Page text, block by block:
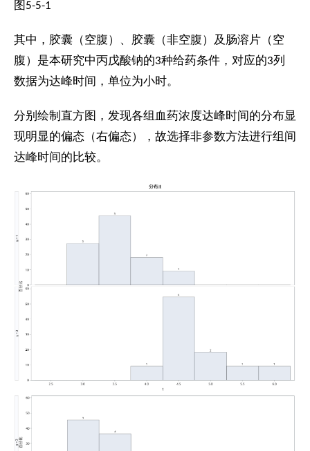
图5-5-1
其中，胶囊（空腹）、胶囊（非空腹）及肠溶片（空
腹）是本研究中丙戊酸钠的3种给药条件，对应的3列
数据为达峰时间，单位为小时。
分别绘制直方图，发现各组血药浓度达峰时间的分布显
现明显的偏态（右偏态），故选择非参数方法进行组间
达峰时间的比较。